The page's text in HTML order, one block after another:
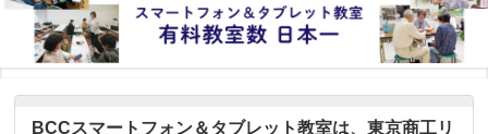
BCCスマートフォン＆タブレット教室は、東京商工リ